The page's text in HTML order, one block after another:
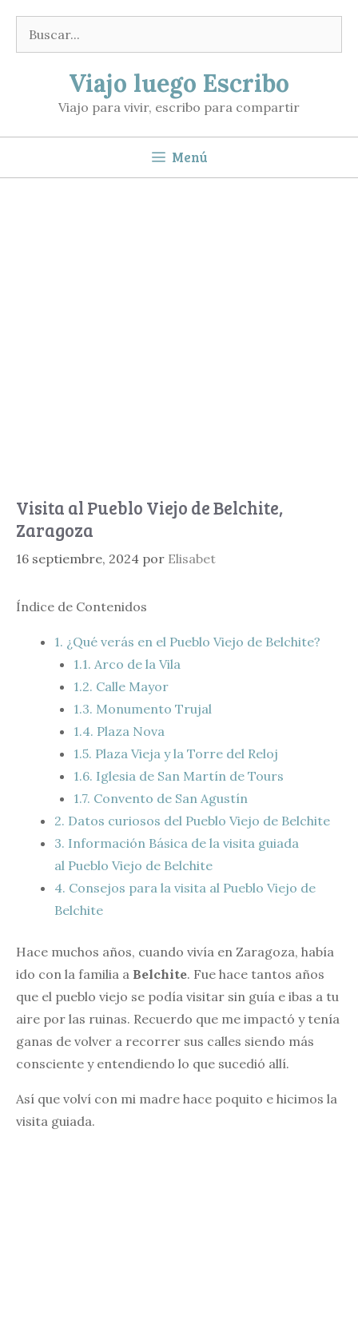
contenido
Buscar:
Viajo luego Escribo
Viajo para vivir, escribo para compartir
Menú
Visita al Pueblo Viejo de Belchite,
Zaragoza
16 septiembre, 2024 por Elisabet
Índice de Contenidos
1. ¿Qué verás en el Pueblo Viejo de Belchite?
1.1. Arco de la Vila
1.2. Calle Mayor
1.3. Monumento Trujal
1.4. Plaza Nova
1.5. Plaza Vieja y la Torre del Reloj
1.6. Iglesia de San Martín de Tours
1.7. Convento de San Agustín
2. Datos curiosos del Pueblo Viejo de Belchite
3. Información Básica de la visita guiada
al Pueblo Viejo de Belchite
4. Consejos para la visita al Pueblo Viejo de
Belchite
Hace muchos años, cuando vivía en Zaragoza, había
ido con la familia a Belchite. Fue hace tantos años
que el pueblo viejo se podía visitar sin guía e ibas a tu
aire por las ruinas. Recuerdo que me impactó y tenía
ganas de volver a recorrer sus calles siendo más
consciente y entendiendo lo que sucedió allí.
Así que volví con mi madre hace poquito e hicimos la
visita guiada.